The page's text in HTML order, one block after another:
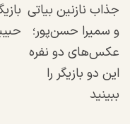
جذاب نازنین بیاتی
و سمیرا حسن‌پور؛
عکس‌های دو نفره
این دو بازیگر را
ببینید